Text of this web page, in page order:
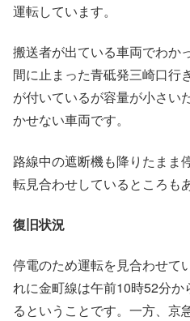
運転しています。
搬送者が出ている車両でわ
間に止まった青砥発三崎口行
が付いているが容量が小さい
かせない車両です。
路線中の遮断機も降りたまま
転見合わせしているところも
復旧状況
停電のため運転を見合わせて
れに金町線は午前10時52分
るということです。一方、京